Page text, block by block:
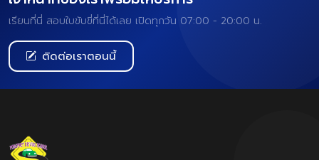
เรียนที่นี่ สอบใบขับขี่ที่นี่ได้เลย เปิดทุกวัน 07:00 - 20:00 น.
ติดต่อเราตอนนี้